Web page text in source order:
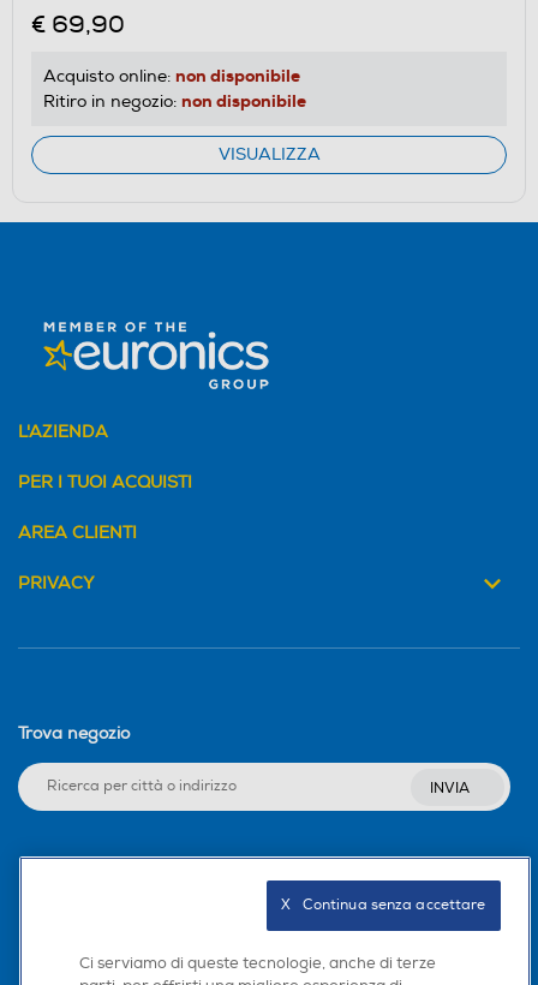
€ 69,90
Acquisto online: non disponibile
Ritiro in negozio: non disponibile
VISUALIZZA
L'AZIENDA
PER I TUOI ACQUISTI
AREA CLIENTI
PRIVACY
Trova negozio
INVIA
Ci serviamo di queste tecnologie, anche di terze
X   Continua senza accettare